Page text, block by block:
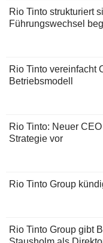
Rio Tinto strukturiert
Führungswechsel
Rio Tinto vereinfacht
Betriebsmodell
Rio Tinto: Neuer
Strategie vor
Rio Tinto Group
Rio Tinto Group gibt